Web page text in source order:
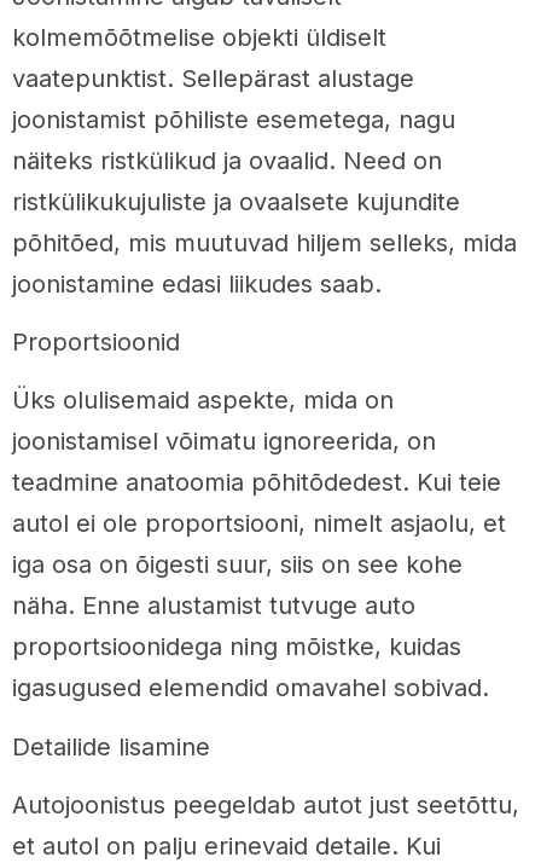
kolmemõõtmelise objekti üldiselt
vaatepunktist. Sellepärast alustage
joonistamist põhiliste esemetega, nagu
näiteks ristkülikud ja ovaalid. Need on
ristkülikukujuliste ja ovaalsete kujundite
põhitõed, mis muutuvad hiljem selleks, mida
joonistamine edasi liikudes saab.
Proportsioonid
Üks olulisemaid aspekte, mida on
joonistamisel võimatu ignoreerida, on
teadmine anatoomia põhitõdedest. Kui teie
autol ei ole proportsiooni, nimelt asjaolu, et
iga osa on õigesti suur, siis on see kohe
näha. Enne alustamist tutvuge auto
proportsioonidega ning mõistke, kuidas
igasugused elemendid omavahel sobivad.
Detailide lisamine
Autojoonistus peegeldab autot just seetõttu,
et autol on palju erinevaid detaile. Kui